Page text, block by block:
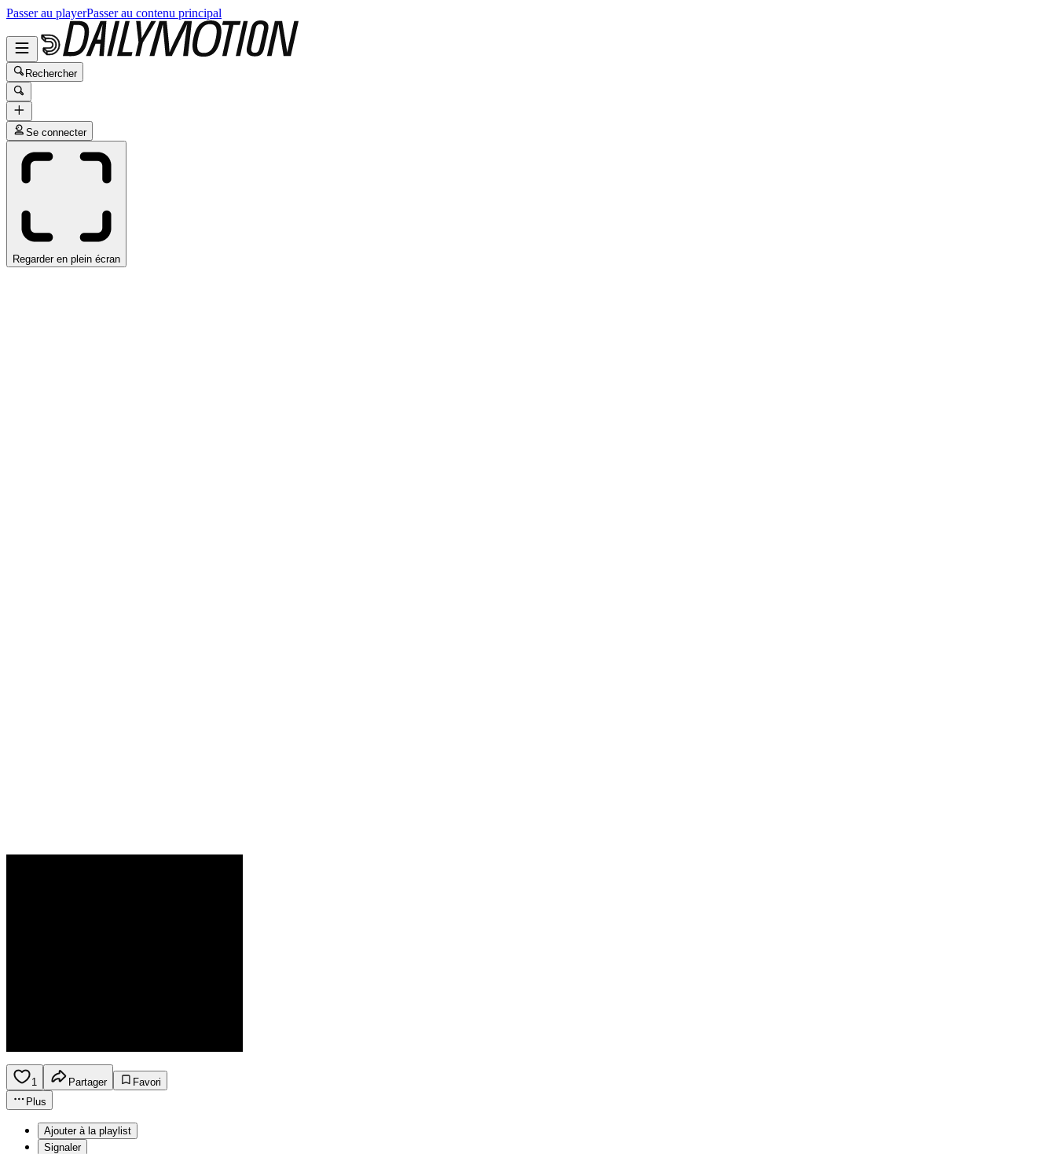
Passer au playerPasser au contenu principal
Rechercher
Se connecter
Regarder en plein écran
1 Partager
Favori
Plus
Ajouter à la playlist
Signaler